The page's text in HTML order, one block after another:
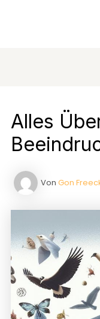
Alles
Von Gon